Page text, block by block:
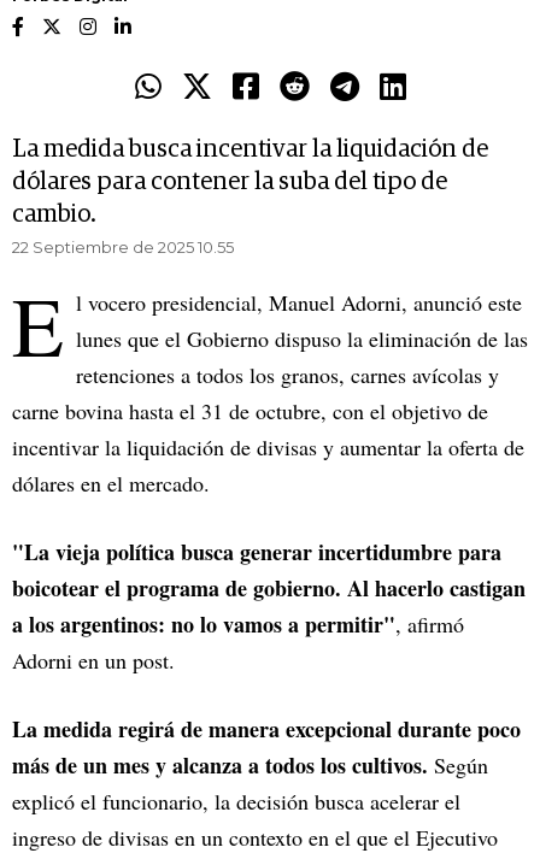
La medida busca incentivar la liquidación de
dólares para contener la suba del tipo de
cambio.
22 Septiembre de 2025 10.55
E l vocero presidencial, Manuel Adorni, anunció este
lunes que el Gobierno dispuso la eliminación de las
retenciones a todos los granos, carnes avícolas y
carne bovina hasta el 31 de octubre, con el objetivo de
incentivar la liquidación de divisas y aumentar la oferta de
dólares en el mercado.
"La vieja política busca generar incertidumbre para
boicotear el programa de gobierno. Al hacerlo castigan
a los argentinos: no lo vamos a permitir", afirmó
Adorni en un post.
La medida regirá de manera excepcional durante poco
más de un mes y alcanza a todos los cultivos. Según
explicó el funcionario, la decisión busca acelerar el
ingreso de divisas en un contexto en el que el Ejecutivo